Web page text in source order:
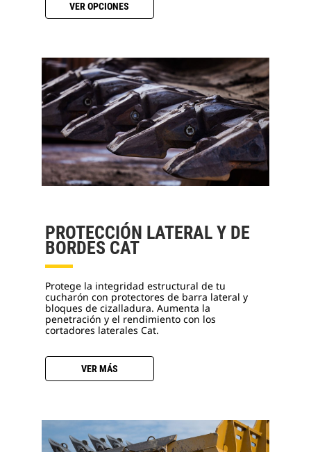
VER OPCIONES
PROTECCIÓN LATERAL Y DE
BORDES CAT
Protege la integridad estructural de tu
cucharón con protectores de barra lateral y
bloques de cizalladura. Aumenta la
penetración y el rendimiento con los
cortadores laterales Cat.
VER MÁS